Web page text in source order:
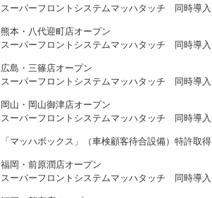
スーパーフロントシステムマッハタッチ 同時導入
熊本・八代迎町店オープン
スーパーフロントシステムマッハタッチ 同時導入
広島・三篠店オープン
スーパーフロントシステムマッハタッチ 同時導入
岡山・岡山御津店オープン
スーパーフロントシステムマッハタッチ 同時導入
「マッハボックス」（車検顧客待合設備）特許取得
福岡・前原潤店オープン
スーパーフロントシステムマッハタッチ 同時導入